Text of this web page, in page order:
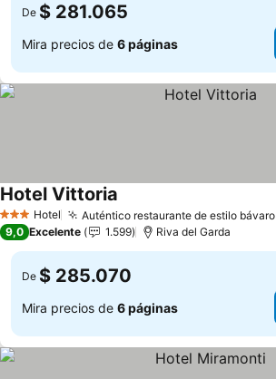
De $ 281.065
Mira precios de 6 páginas
3 Estrellas
Hotel Auténtico restaurante de estilo bávaro
Hotel Vittoria
9,0 Excelente 1.599 Riva del Garda
De $ 285.070
Mira precios de 6 páginas